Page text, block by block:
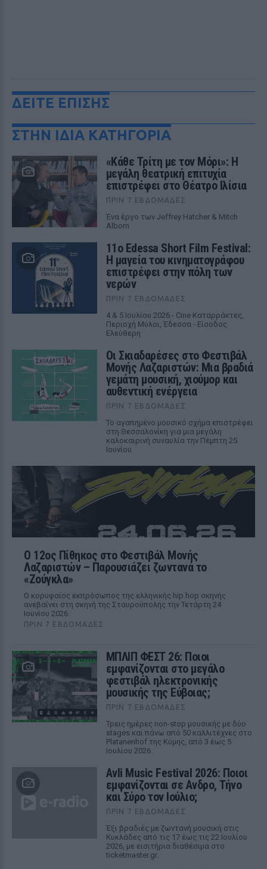
ΔΕΙΤΕ ΕΠΙΣΗΣ
ΣΤΗΝ ΙΔΙΑ ΚΑΤΗΓΟΡΙΑ
«Κάθε Τρίτη με τον Μόρι»: Η
μεγάλη θεατρική επιτυχία
επιστρέφει στο Θέατρο Ιλίσια
ΠΡΙΝ 7 ΕΒΔΟΜΆΔΕΣ
Ένα έργο των Jeffrey Hatcher & Mitch
Albom
11ο Edessa Short Film Festival:
Η μαγεία του κινηματογράφου
επιστρέφει στην πόλη των
νερών
ΠΡΙΝ 7 ΕΒΔΟΜΆΔΕΣ
4 & 5 Ιουλίου 2026 - Cine Καταρράκτες,
Περιοχή Μύλοι, Έδεσσα - Είσοδος
Ελεύθερη
Οι Σκιαδαρέσες στο Φεστιβάλ
Μονής Λαζαριστών: Μια βραδιά
γεμάτη μουσική, χιούμορ και
αυθεντική ενέργεια
ΠΡΙΝ 7 ΕΒΔΟΜΆΔΕΣ
Το αγαπημένο μουσικό σχήμα επιστρέφει
στη Θεσσαλονίκη για μια μεγάλη
καλοκαιρινή συναυλία την Πέμπτη 25
Ιουνίου
Ο 12ος Πίθηκος στο Φεστιβάλ Μονής
Λαζαριστών – Παρουσιάζει ζωντανά το
«Ζούγκλα»
Ο κορυφαίος εκπρόσωπος της ελληνικής hip hop σκηνής
ανεβαίνει στη σκηνή της Σταυρούπολης την Τετάρτη 24
Ιουνίου 2026.
ΠΡΙΝ 7 ΕΒΔΟΜΆΔΕΣ
ΜΠΛΙΠ ΦΕΣΤ 26: Ποιοι
εμφανίζονται στο μεγάλο
φεστιβάλ ηλεκτρονικής
μουσικής της Εύβοιας;
ΠΡΙΝ 7 ΕΒΔΟΜΆΔΕΣ
Τρεις ημέρες non-stop μουσικής με δύο
stages και πάνω από 50 καλλιτέχνες στο
Platanenhof της Κύμης, από 3 έως 5
Ιουλίου 2026.
Avli Music Festival 2026: Ποιοι
εμφανίζονται σε Ανδρο, Τήνο
και Σύρο τον Ιούλιο;
ΠΡΙΝ 7 ΕΒΔΟΜΆΔΕΣ
Έξι βραδιές με ζωντανή μουσική στις
Κυκλάδες από τις 17 έως τις 22 Ιουλίου
2026, με εισιτήρια διαθέσιμα στο
ticketmaster.gr.